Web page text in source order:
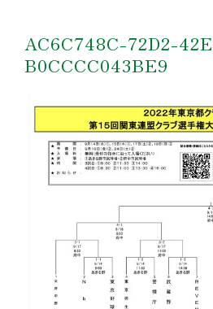
AC6C748C-72D2-
B0CCCC043BE9